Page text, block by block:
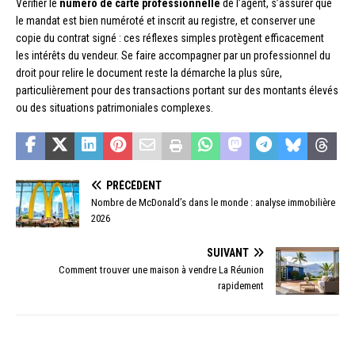
Vérifier le numéro de carte professionnelle de l’agent, s’assurer que
le mandat est bien numéroté et inscrit au registre, et conserver une
copie du contrat signé : ces réflexes simples protègent efficacement
les intérêts du vendeur. Se faire accompagner par un professionnel du
droit pour relire le document reste la démarche la plus sûre,
particulièrement pour des transactions portant sur des montants élevés
ou des situations patrimoniales complexes.
PRÉCÉDENT
Nombre de McDonald’s dans le monde : analyse immobilière
2026
SUIVANT
Comment trouver une maison à vendre La Réunion
rapidement